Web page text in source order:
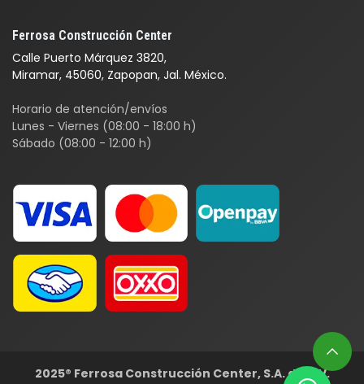
Ferrosa Construcción Center
Calle Puerto Márquez 3820,
Miramar, 45060, Zapopan, Jal. México.
Horario de atención/envíos
Lunes - Viernes (08:00 - 18:00 h)
Sábado (08:00 - 12:00 h)
2025® Ferrosa Construcción Center, S.A. de C.V.